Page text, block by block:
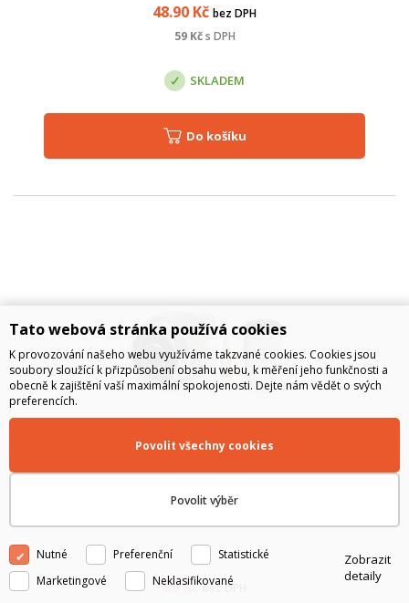
48.90 Kč bez DPH
59Kč s DPH
SKLADEM
Do košíku
89Kč bez DPH
Tato webová stránka používá cookies
K provozování našeho webu využíváme takzvané cookies. Cookies jsou
soubory sloužící k přizpůsobení obsahu webu, k měření jeho funkčnosti a
obecně k zajištění vaší maximální spokojenosti. Dejte nám vědět o svých
preferencích.
Povolit výběr
Povolit všechny cookies
Nutné Preferenční
Statistické
Marketingové
Neklasifikované
Zobrazit
detaily